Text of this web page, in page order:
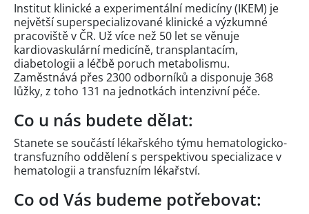
Institut klinické a experimentální medicíny (IKEM) je
největší superspecializované klinické a výzkumné
pracoviště v ČR. Už více než 50 let se věnuje
kardiovaskulární medicíně, transplantacím,
diabetologii a léčbě poruch metabolismu.
Zaměstnává přes 2300 odborníků a disponuje 368
lůžky, z toho 131 na jednotkách intenzivní péče.
Co u nás budete dělat:
Stanete se součástí lékařského týmu hematologicko-
transfuzního oddělení s perspektivou specializace v
hematologii a transfuzním lékařství.
Co od Vás budeme potřebovat: